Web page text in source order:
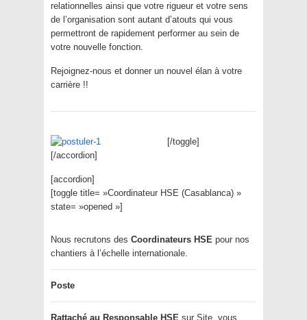
relationnelles ainsi que votre rigueur et votre sens
de l’organisation sont autant d’atouts qui vous
permettront de rapidement performer au sein de
votre nouvelle fonction.
Rejoignez-nous et donner un nouvel élan à votre
carrière !!
[/toggle]
[/accordion]
[accordion]
[toggle title= »Coordinateur HSE (Casablanca) »
state= »opened »]
Nous recrutons des Coordinateurs HSE pour nos
chantiers à l’échelle internationale.
Poste
Rattaché au Responsable HSE sur Site, vous